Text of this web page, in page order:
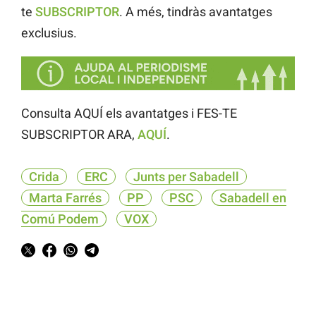
te SUBSCRIPTOR. A més, tindràs avantatges
exclusius.
Consulta AQUÍ els avantatges i FES-TE
SUBSCRIPTOR ARA, AQUÍ.
Crida ERC
Junts per Sabadell
Marta Farrés
PP PSC
Sabadell en
Comú Podem
VOX